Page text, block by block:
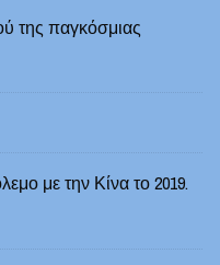
της παγκόσμιας
με την Κίνα το 2019.